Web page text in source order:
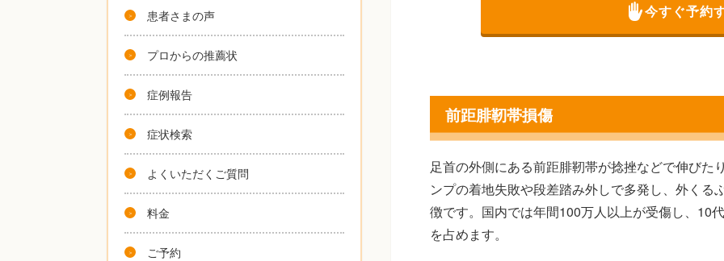
今すぐ予約
前距腓靭帯損傷
足首の外側にある前距腓靭帯が捻挫などで伸びた
ンプの着地失敗や段差踏み外しで多発し、外くる
徴です。国内では年間100万人以上が受傷し、10
を占めます。
患者さまの声
プロからの推薦状
症例報告
症状検索
よくいただくご質問
料金
ご予約